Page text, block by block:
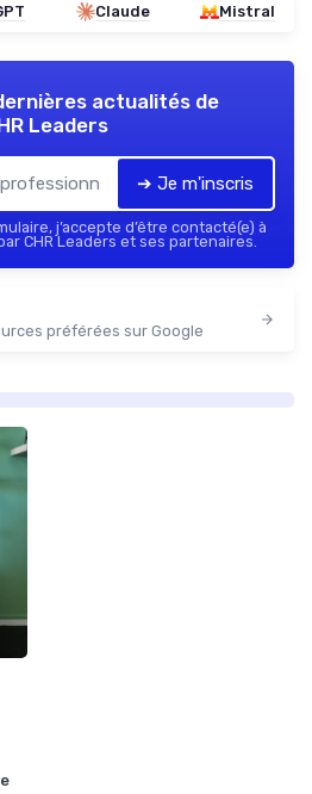
Claude Mistral
actualités de
Leaders
➔ Je m'inscris
j’accepte d’être contacté(e) à
CHR Leaders et ses partenaires.
préférées sur Google